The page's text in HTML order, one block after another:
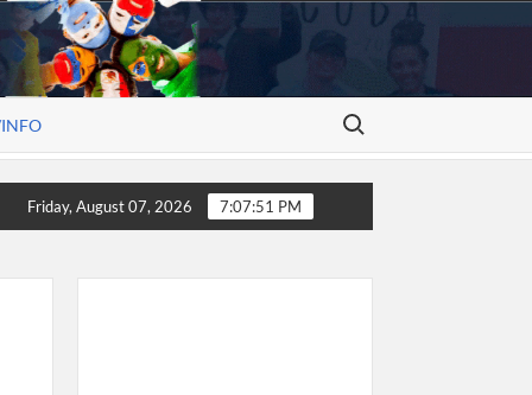
Search for:
historia, el arte de Alexander V. Molina
Friday, August 07, 2026 7:07:51 PM